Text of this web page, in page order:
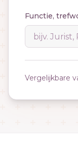
Functie,
Vergelijkbare